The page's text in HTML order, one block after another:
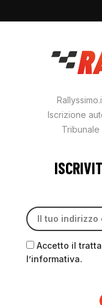
Iscrizione
Tribunale
Accetto il
l’informativa.